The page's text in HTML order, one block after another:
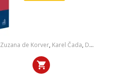
Zuzana de Korver, Karel Čada, Daniel Patěk